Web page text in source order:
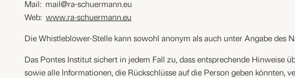
Mail: mail@ra-schuermann.eu
Web: www.ra-schuermann.eu
Die Whistleblower-Stelle kann sowohl anonym als auch unter Angabe des
Das Pontes Institut sichert in jedem Fall zu, dass entsprechende
sowie alle Informationen, die Rückschlüsse auf die Person geben